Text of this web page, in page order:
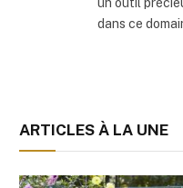
dans ce
ARTICLES À LA UNE